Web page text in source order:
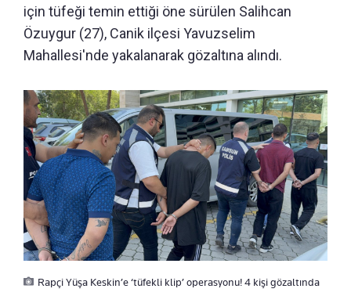
için tüfeği temin ettiği öne sürülen Salihcan
Özuygur (27), Canik ilçesi Yavuzselim
Mahallesi'nde yakalanarak gözaltına alındı.
Rapçi Yüşa Keskin’e ‘tüfekli klip’ operasyonu! 4 kişi gözaltında